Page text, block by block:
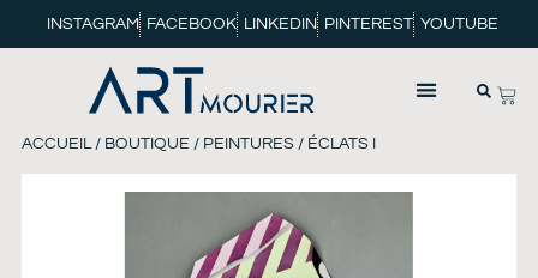
INSTAGRAM FACEBOOK LINKEDIN PINTEREST YOUTUBE
ACCUEIL/ BOUTIQUE / PEINTURES / ÉCLATS I